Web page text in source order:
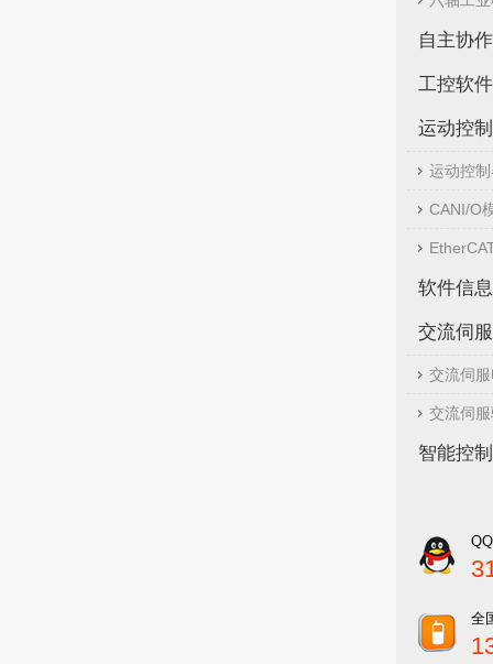
自主协
工控软件
运动控制
运动控
CANI/O
软件信息
交流伺
交流伺
交流伺
智能控
全